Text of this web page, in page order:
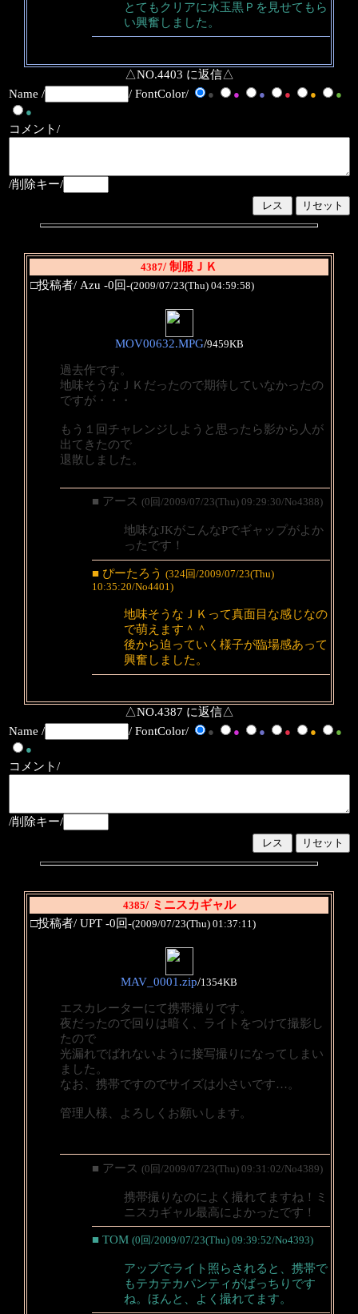
とてもクリアに水玉黒Ｐを見せてもら
い興奮しました。
△NO.4403 に返信△
Name /
/ FontColor/ ● ● ● ● ●
●
●
コメント/
/削除キー/
4387/ 制服ＪＫ
□投稿者/ Azu -0回-(2009/07/23(Thu) 04:59:58)
MOV00632.MPG/9459KB
過去作です。
地味そうなＪＫだったので期待していなかったの
ですが・・・
もう１回チャレンジしようと思ったら影から人が
出てきたので
退散しました。
■ アース (0回/2009/07/23(Thu) 09:29:30/No4388)
地味なJKがこんなPでギャップがよか
ったです！
■ ぴーたろう (324回/2009/07/23(Thu)
10:35:20/No4401)
地味そうなＪＫって真面目な感じなの
で萌えます＾＾
後から迫っていく様子が臨場感あって
興奮しました。
△NO.4387 に返信△
Name /
/ FontColor/ ● ● ● ● ●
●
●
コメント/
/削除キー/
4385/ ミニスカギャル
□投稿者/ UPT -0回-(2009/07/23(Thu) 01:37:11)
MAV_0001.zip/1354KB
エスカレーターにて携帯撮りです。
夜だったので回りは暗く、ライトをつけて撮影し
たので
光漏れでばれないように接写撮りになってしまい
ました。
なお、携帯ですのでサイズは小さいです…。
管理人様、よろしくお願いします。
■ アース (0回/2009/07/23(Thu) 09:31:02/No4389)
携帯撮りなのによく撮れてますね！ミ
ニスカギャル最高によかったです！
■ TOM (0回/2009/07/23(Thu) 09:39:52/No4393)
アップでライト照らされると、携帯で
もテカテカパンティがばっちりです
ね。ほんと、よく撮れてます。